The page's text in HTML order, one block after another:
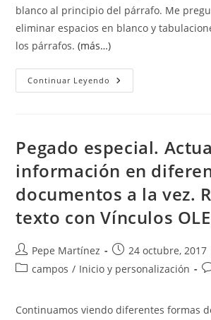
blanco al principio del párrafo. Me
eliminar espacios en blanco y
los párrafos.(más…)
Continuar Leyendo Eliminar
Espacios
Principio
Los
Párrafos
Pegado especial.
información en
documentos a la vez.
texto con Vínculos
Autor
de
Pepe Martínez
Publicación
de
la
24 octubre, 2017
Categoría
entrada:
campos / Inicio y personalización
Continuamos viendo diferentes formas